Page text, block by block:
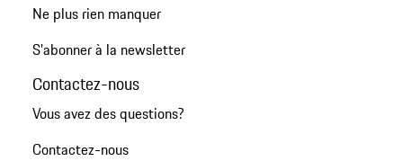
Ne plus rien manquer
S'abonner à la newsletter
Contactez-nous
Vous avez des questions?
Contactez-nous